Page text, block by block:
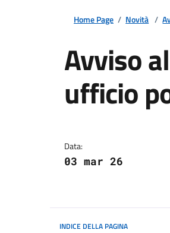
Home Page / Novità /
Avviso
ufficio
Data:
03 mar 26
INDICE DELLA PAGINA